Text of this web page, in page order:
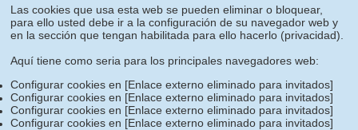
Las cookies que usa esta web se pueden eliminar o bloquear,
para ello usted debe ir a la configuración de su navegador web y
en la sección que tengan habilitada para ello hacerlo (privacidad).
Aquí tiene como seria para los principales navegadores web:
Configurar cookies en [Enlace externo eliminado para invitados]
Configurar cookies en [Enlace externo eliminado para invitados]
Configurar cookies en [Enlace externo eliminado para invitados]
Configurar cookies en [Enlace externo eliminado para invitados]